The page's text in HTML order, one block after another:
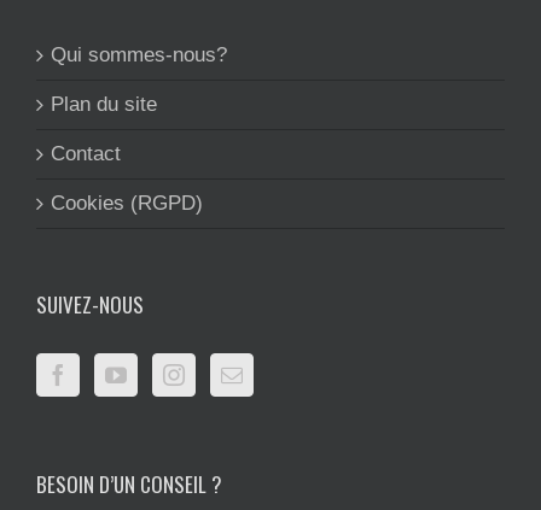
Qui sommes-nous?
Plan du site
Contact
Cookies (RGPD)
SUIVEZ-NOUS
BESOIN D’UN CONSEIL ?